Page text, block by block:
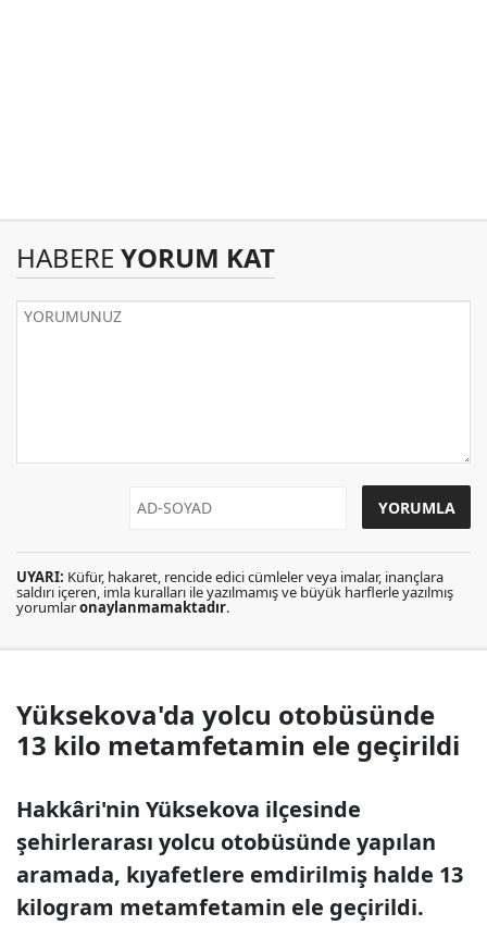
HABERE YORUM KAT
UYARI: Küfür, hakaret, rencide edici cümleler veya imalar, inançlara
saldırı içeren, imla kuralları ile yazılmamış ve büyük harflerle yazılmış
yorumlaronaylanmamaktadır.
Yüksekova'da yolcu otobüsünde
13 kilo metamfetamin ele geçirildi
Hakkâri'nin Yüksekova ilçesinde
şehirlerarası yolcu otobüsünde yapılan
aramada, kıyafetlere emdirilmiş halde 13
kilogram metamfetamin ele geçirildi.